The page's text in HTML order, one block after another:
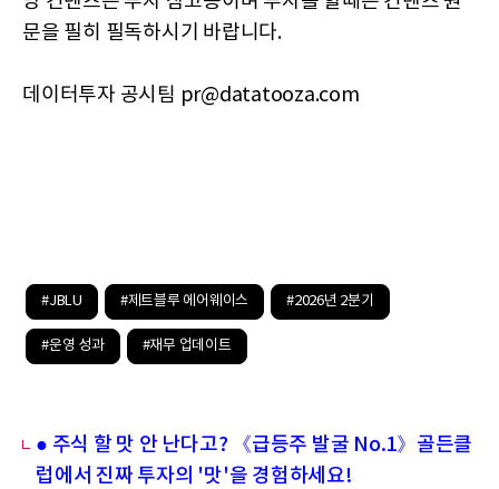
문을 필히 필독하시기 바랍니다.
데이터투자 공시팀 pr@datatooza.com
#JBLU #제트블루 에어웨이스 #2026년 2분기
#운영 성과 #재무 업데이트
● 주식 할 맛 안 난다고? 《급등주 발굴 No.1》골든클
럽에서 진짜 투자의 '맛'을 경험하세요!